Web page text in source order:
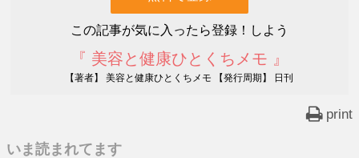
この記事が気に入ったら登録！しよう
『 美容と健康ひとくちメモ 』
【著者】 美容と健康ひとくちメモ 【発行周期】 日刊
print
いま読まれてます